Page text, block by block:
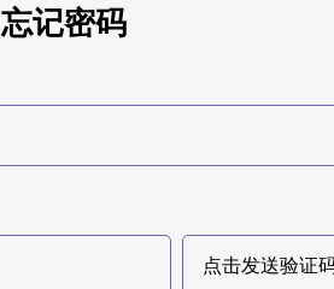
忘记密码
点击发送验证